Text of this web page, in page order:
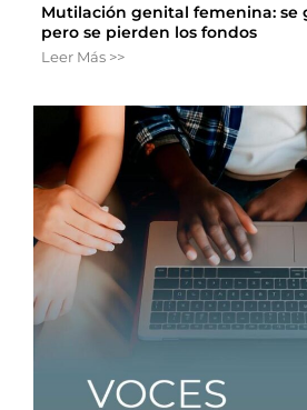
Mutilación genital femenina: se
pero se pierden los fondos
Leer Más >>